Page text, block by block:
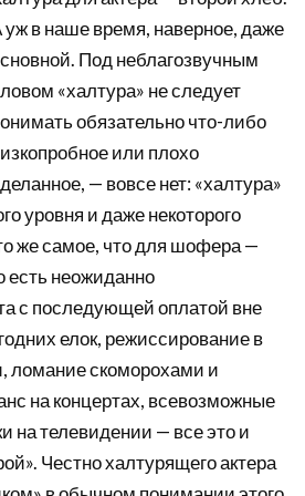
уж в наше время, наверное, даже
Под неблагозвучным
«халтура» не следует
обязательно что-либо
или плохо
— вовсе нет: «халтура»
уровня и даже некоторого
же самое, что для шофера —
есть неожиданно
с последующей оплатой вне
елок, режиссирование в
ломание скоморохами и
на концертах, всевозможные
на телевидении — все это и
Честно халтурящего актера